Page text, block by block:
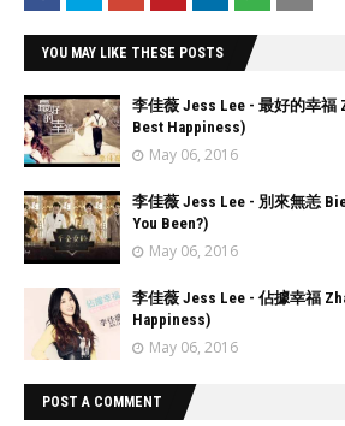
YOU MAY LIKE THESE POSTS
李佳薇 Jess Lee - 最好的幸福
Best Happiness)
May 06, 2016
李佳薇 Jess Lee - 別來無恙
You Been?)
May 06, 2016
李佳薇 Jess Lee - 佔據幸福
Happiness)
May 06, 2016
POST A COMMENT